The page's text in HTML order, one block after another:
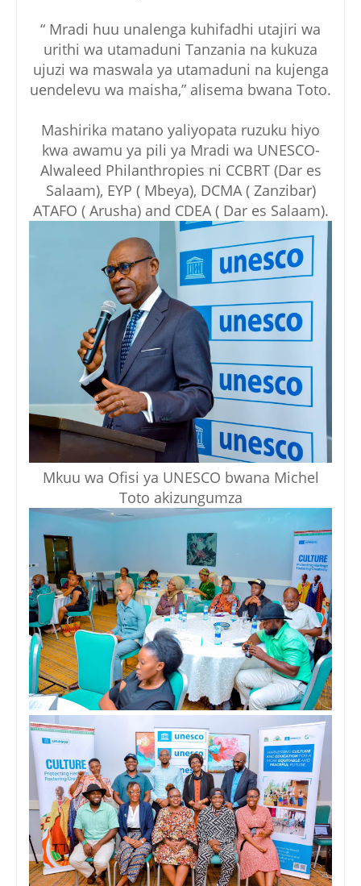
“ Mradi huu unalenga kuhifadhi utajiri wa
urithi wa utamaduni Tanzania na kukuza
ujuzi wa maswala ya utamaduni na kujenga
uendelevu wa maisha,” alisema bwana Toto.
Mashirika matano yaliyopata ruzuku hiyo
kwa awamu ya pili ya Mradi wa UNESCO-
Alwaleed Philanthropies ni CCBRT (Dar es
Salaam), EYP ( Mbeya), DCMA ( Zanzibar)
ATAFO ( Arusha) and CDEA ( Dar es Salaam).
Mkuu wa Ofisi ya UNESCO bwana Michel
Toto akizungumza